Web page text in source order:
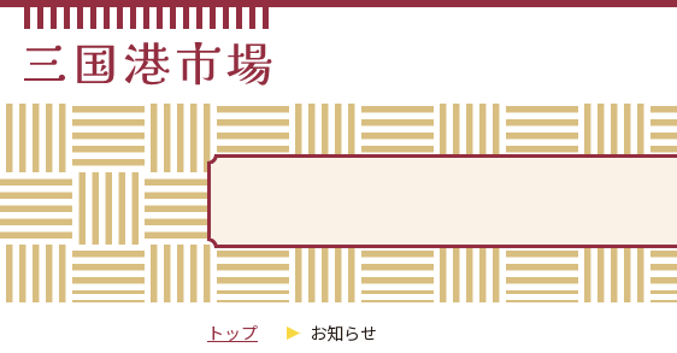
トップ お知らせ